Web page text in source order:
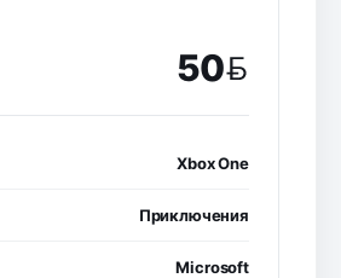
50
BYN
Xbox One
Приключения
Microsoft